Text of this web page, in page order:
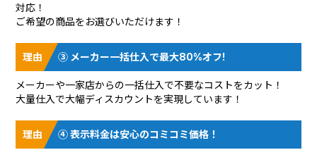
対応！
ご希望の商品をお選びいただけます！
③ メーカー一括仕入で最大80%オフ!
メーカーや一家店からの一括仕入で不要なコストをカット！
大量仕入で大幅ディスカウントを実現しています！
④ 表示料金は安心のコミコミ価格！